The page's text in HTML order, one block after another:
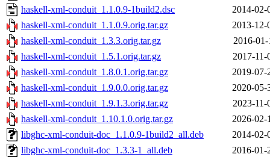
haskell-xml-conduit_1.1.0.9-1build2.dsc
2014-02-
haskell-xml-conduit_1.1.0.9.orig.tar.gz
2013-12-
haskell-xml-conduit_1.3.3.orig.tar.gz
2016-01-
haskell-xml-conduit_1.5.1.orig.tar.gz
2017-11-
haskell-xml-conduit_1.8.0.1.orig.tar.gz
2019-07-
haskell-xml-conduit_1.9.0.0.orig.tar.gz
2020-05-
haskell-xml-conduit_1.9.1.3.orig.tar.gz
2023-11-
haskell-xml-conduit_1.10.1.0.orig.tar.gz
2026-02-
libghc-xml-conduit-doc_1.1.0.9-1build2_all.deb
2014-02-
libghc-xml-conduit-doc_1.3.3-1_all.deb
2016-01-